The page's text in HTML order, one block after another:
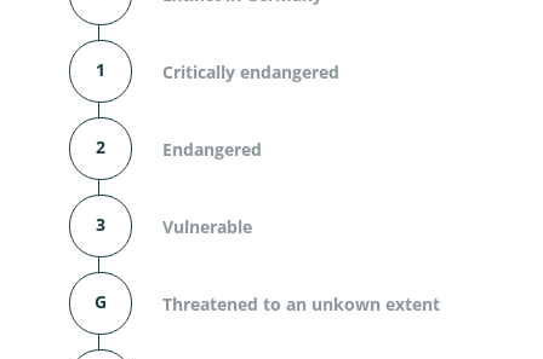
1 Critically endangered
2 Endangered
3 Vulnerable
G Threatened to an unkown extent